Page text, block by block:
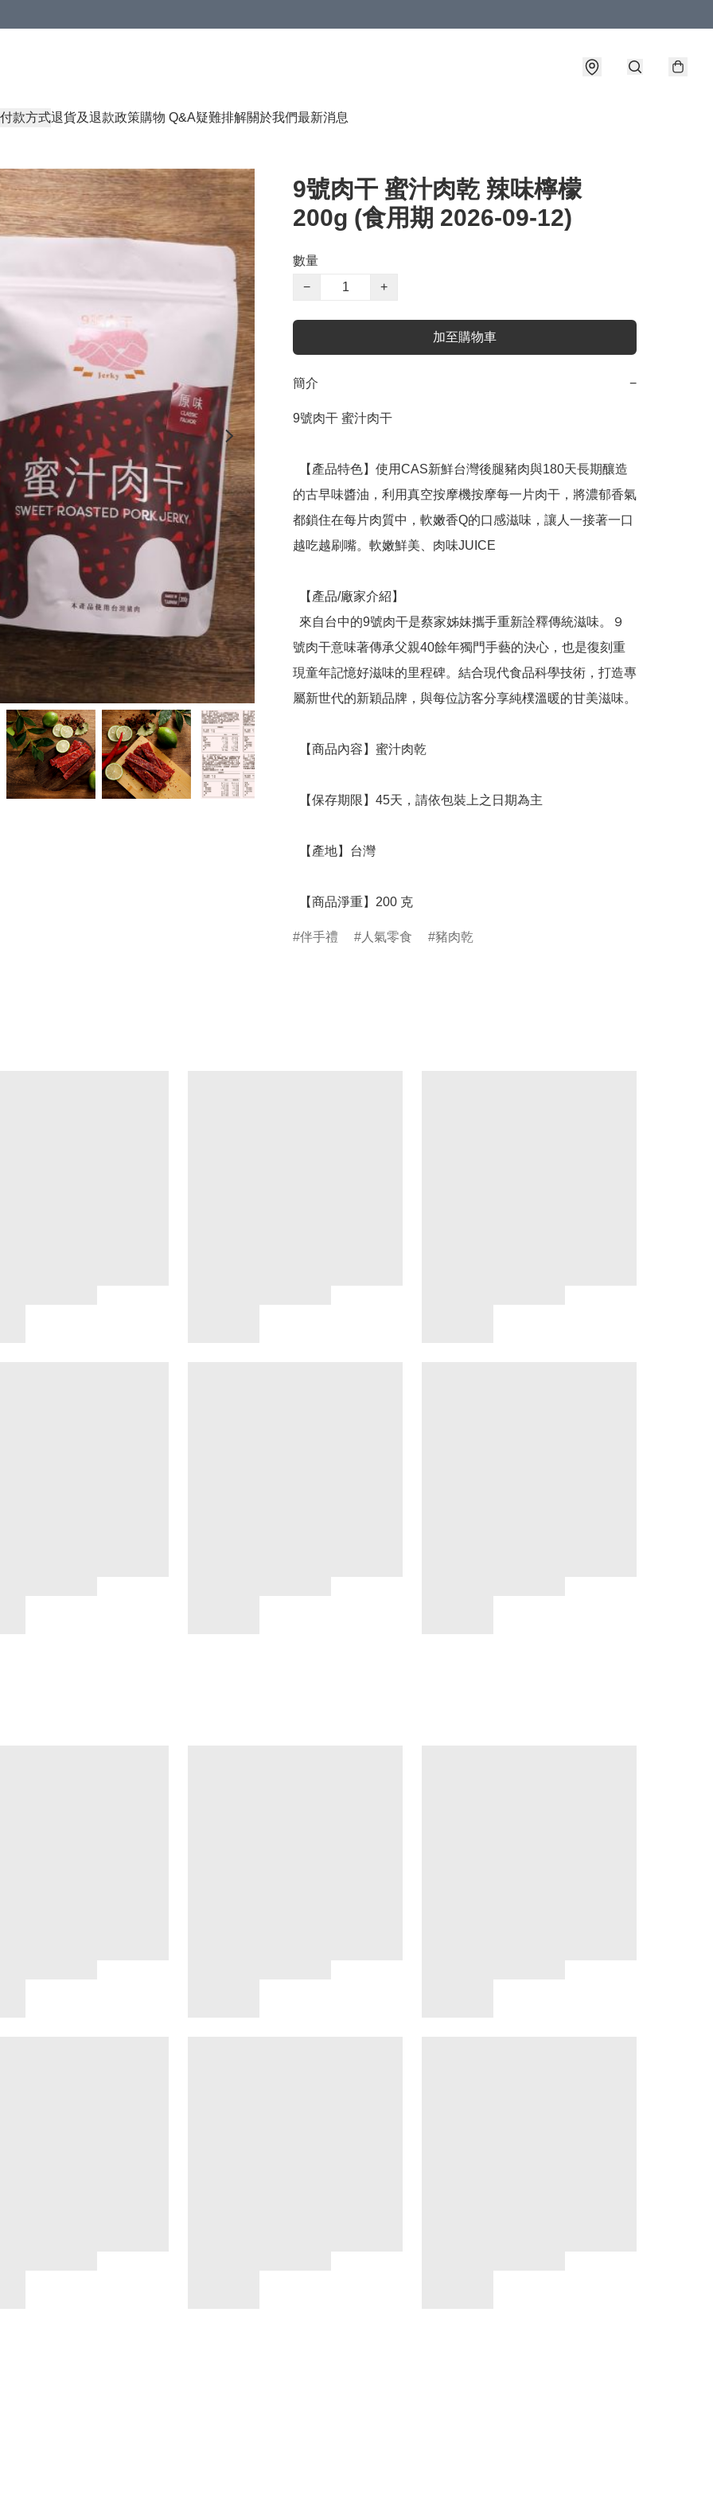
付款方式退貨及退款政策購物 Q&A疑難排解關於我們最新消息
9號肉干 蜜汁肉乾 辣味檸檬
200g (食用期 2026-09-12)
數量
−
+
加至購物車
簡介 −
9號肉干 蜜汁肉干
的古早味醬油，利用真空按摩機按摩每一片肉干，將濃郁香氣
都鎖住在每片肉質中，軟嫩香Q的口感滋味，讓人一接著一口
越吃越刷嘴。軟嫩鮮美、肉味JUICE
號肉干意味著傳承父親40餘年獨門手藝的決心，也是復刻重
現童年記憶好滋味的里程碑。結合現代食品科學技術，打造專
屬新世代的新穎品牌，與每位訪客分享純樸溫暖的甘美滋味。
  【商品淨重】200 克
伴手禮 人氣零食 豬肉乾